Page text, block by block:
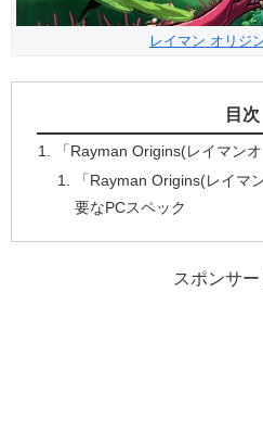
レイマン オリジ
目次
「Rayman Origins(レイマン
「Rayman Origins(レイマ
要なPCスペック
スポンサー